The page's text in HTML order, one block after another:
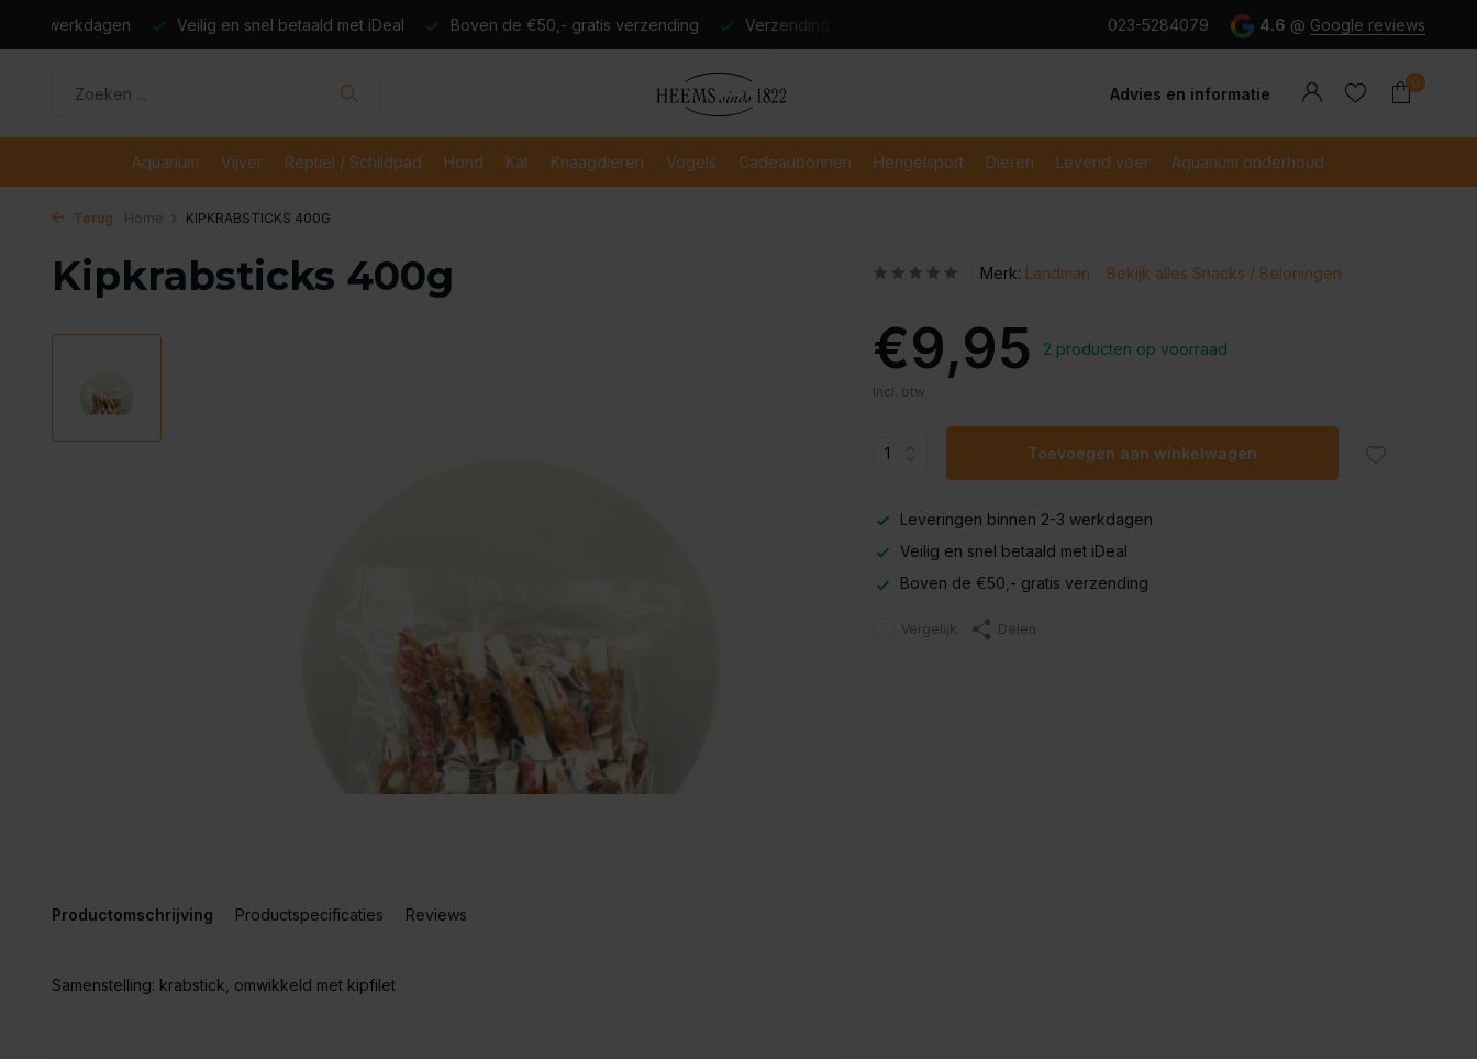
Veilig en snel betaald met iDeal Boven de €50,- gratis verzending Verzending binnen 2-3 werkdagen Veilig en snel betaald met iDeal
023-5284079 4.6 @ Google reviews
Advies en informatie
Account
0
Aquarium Vijver Reptiel / Schildpad Hond Kat Knaagdieren Vogels Cadeaubonnen Hengelsport Dieren Levend voer Aquarium onderhoud
Terug Home KIPKRABSTICKS 400G
Kipkrabsticks 400g
Productomschrijving Productspecificaties Reviews
Samenstelling: krabstick, omwikkeld met kipfilet
Merk: Landman Bekijk alles Snacks / Beloningen
€9,95 2 producten op voorraad
Incl. btw
Toevoegen aan winkelwagen
Leveringen binnen 2-3 werkdagen
Veilig en snel betaald met iDeal
Boven de €50,- gratis verzending
Vergelijk Delen